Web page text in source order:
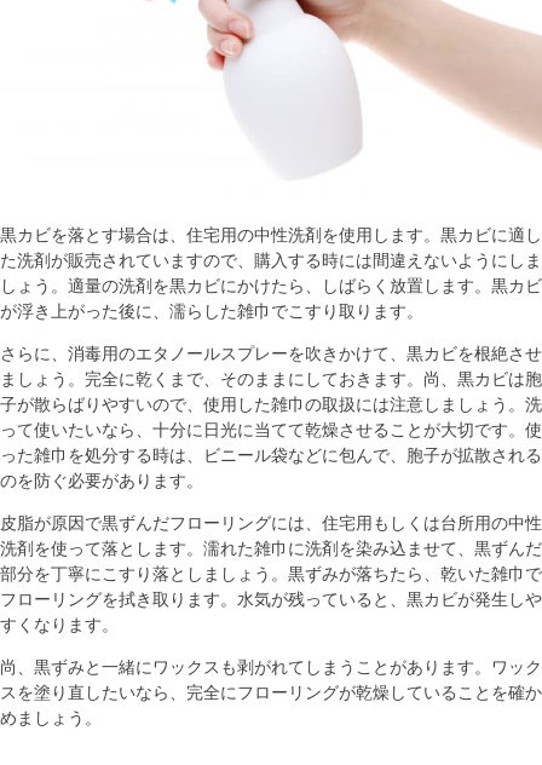
黒カビを落とす場合は、住宅用の中性洗剤を使用します。黒カビに適し
た洗剤が販売されていますので、購入する時には間違えないようにしま
しょう。適量の洗剤を黒カビにかけたら、しばらく放置します。黒カビ
が浮き上がった後に、濡らした雑巾でこすり取ります。
さらに、消毒用のエタノールスプレーを吹きかけて、黒カビを根絶させ
ましょう。完全に乾くまで、そのままにしておきます。尚、黒カビは胞
子が散らばりやすいので、使用した雑巾の取扱には注意しましょう。洗
って使いたいなら、十分に日光に当てて乾燥させることが大切です。使
った雑巾を処分する時は、ビニール袋などに包んで、胞子が拡散される
のを防ぐ必要があります。
皮脂が原因で黒ずんだフローリングには、住宅用もしくは台所用の中性
洗剤を使って落とします。濡れた雑巾に洗剤を染み込ませて、黒ずんだ
部分を丁寧にこすり落としましょう。黒ずみが落ちたら、乾いた雑巾で
フローリングを拭き取ります。水気が残っていると、黒カビが発生しや
すくなります。
尚、黒ずみと一緒にワックスも剥がれてしまうことがあります。ワック
スを塗り直したいなら、完全にフローリングが乾燥していることを確か
めましょう。